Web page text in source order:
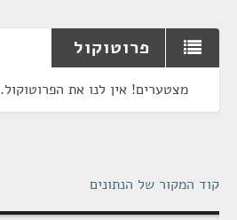
פרוטוקול
מצטערים! אין לנו את הפרוטוקול.
קוד המקור של הנתונים